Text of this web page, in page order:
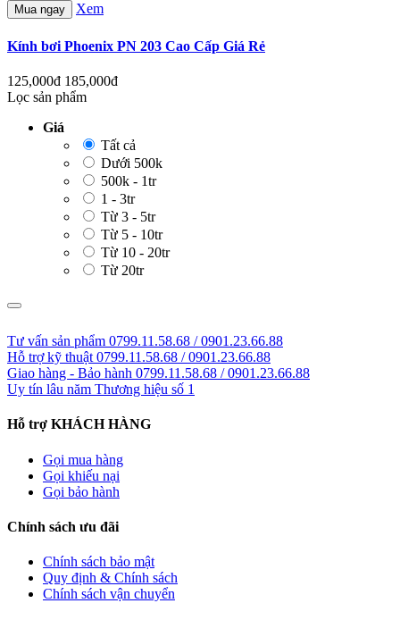
Mua ngay Xem
Kính bơi Phoenix PN 203 Cao Cấp Giá Rẻ
125,000đ 185,000đ
Lọc sản phẩm
Giá
Tất cả
Dưới 500k
500k - 1tr
1 - 3tr
Từ 3 - 5tr
Từ 5 - 10tr
Từ 10 - 20tr
Từ 20tr
Tư vấn sản phẩm 0799.11.58.68 / 0901.23.66.88
Hỗ trợ kỹ thuật 0799.11.58.68 / 0901.23.66.88
Giao hàng - Bảo hành 0799.11.58.68 / 0901.23.66.88
Uy tín lâu năm Thương hiệu số 1
Hỗ trợ KHÁCH HÀNG
Gọi mua hàng
Gọi khiếu nại
Gọi bảo hành
Chính sách ưu đãi
Chính sách bảo mật
Quy định & Chính sách
Chính sách vận chuyển